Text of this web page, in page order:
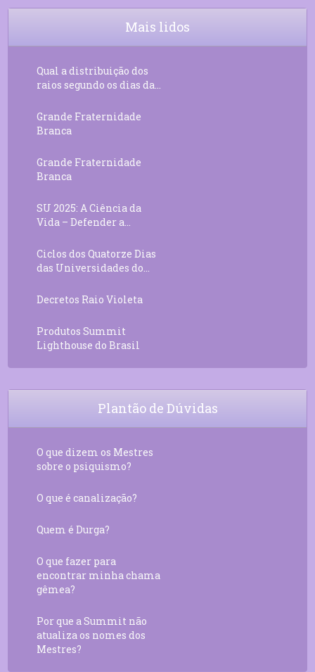
Mais lidos
Qual a distribuição dos
raios segundo os dias da...
Grande Fraternidade
Branca
Grande Fraternidade
Branca
SU 2025: A Ciência da
Vida – Defender a...
Ciclos dos Quatorze Dias
das Universidades do...
Decretos Raio Violeta
Produtos Summit
Lighthouse do Brasil
Plantão de Dúvidas
O que dizem os Mestres
sobre o psiquismo?
O que é canalização?
Quem é Durga?
O que fazer para
encontrar minha chama
gêmea?
Por que a Summit não
atualiza os nomes dos
Mestres?